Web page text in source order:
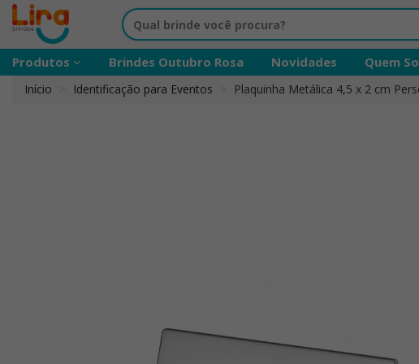
Produtos Brindes Outubro Rosa Novidades Quem
Início Identificação para Eventos Plaquinha Metálica 4,5 x 2 cm